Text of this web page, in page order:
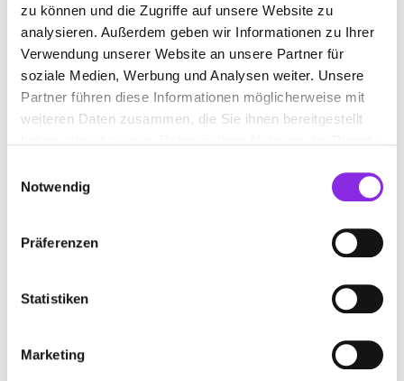
zu können und die Zugriffe auf unsere Website zu
analysieren. Außerdem geben wir Informationen zu Ihrer
Verwendung unserer Website an unsere Partner für
soziale Medien, Werbung und Analysen weiter. Unsere
Partner führen diese Informationen möglicherweise mit
weiteren Daten zusammen, die Sie ihnen bereitgestellt
Notwendig
Präferenzen
Statistiken
Marketing
EBHAUSEN
EGENHAUSEN
GECHINGEN
HAITERBACH
JETTINGEN
LAUTENBACH
LOSSBURG-WÄLDE
MÖTZINGEN
NAGOLD
NEUENBÜRG WÜRTT
NEUWEILER
OBERKIRCH
PFALZGRAFENWEILER
SCHRAMBERG-SULGEN
VILLINGENDORF